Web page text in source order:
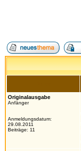
Originalausgabe
Anfänger
Anmeldungsdatum:
29.08.2011
Beiträge: 11